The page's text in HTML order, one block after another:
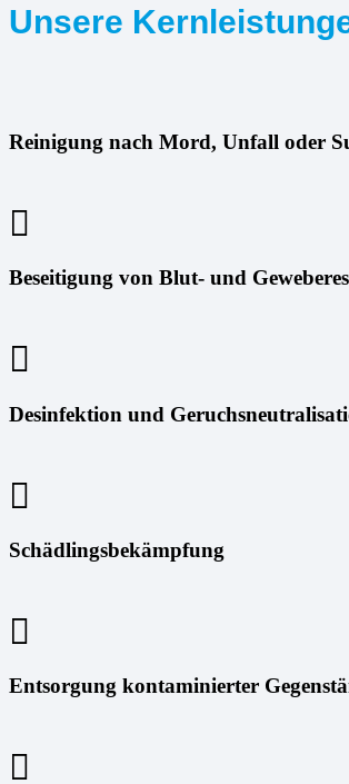
Unsere
Reinigung nach Mord, Unfall oder
Beseitigung von Blut- und
Desinfektion und
Schädlingsbekämpfung
Entsorgung kontaminierter